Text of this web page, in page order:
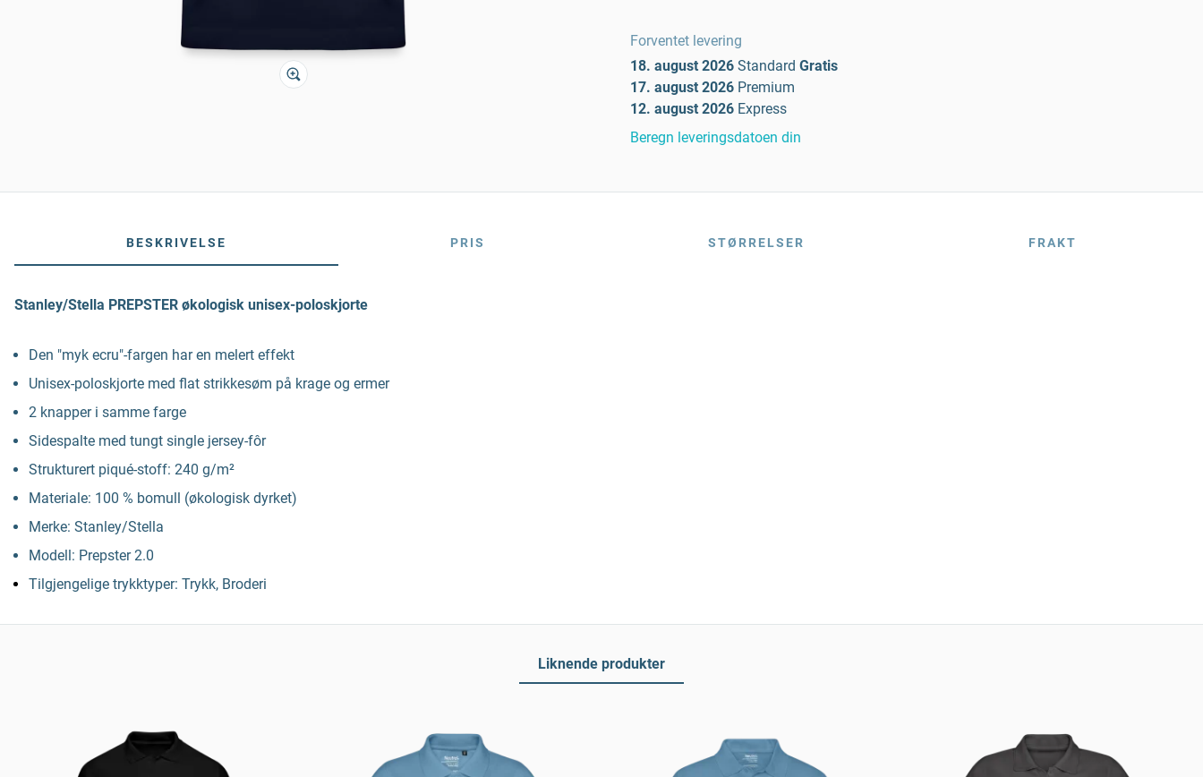
Forventet levering
18. august 2026 Standard Gratis
17. august 2026 Premium
12. august 2026 Express
Beregn leveringsdatoen din
BESKRIVELSE PRIS STØRRELSER FRAKT
Stanley/Stella PREPSTER økologisk unisex-poloskjorte
Den "myk ecru"-fargen har en melert effekt
Unisex-poloskjorte med flat strikkesøm på krage og ermer
2 knapper i samme farge
Sidespalte med tungt single jersey-fôr
Strukturert piqué-stoff: 240 g/m²
Materiale: 100 % bomull (økologisk dyrket)
Merke: Stanley/Stella
Modell: Prepster 2.0
Tilgjengelige trykktyper: Trykk, Broderi
Liknende produkter